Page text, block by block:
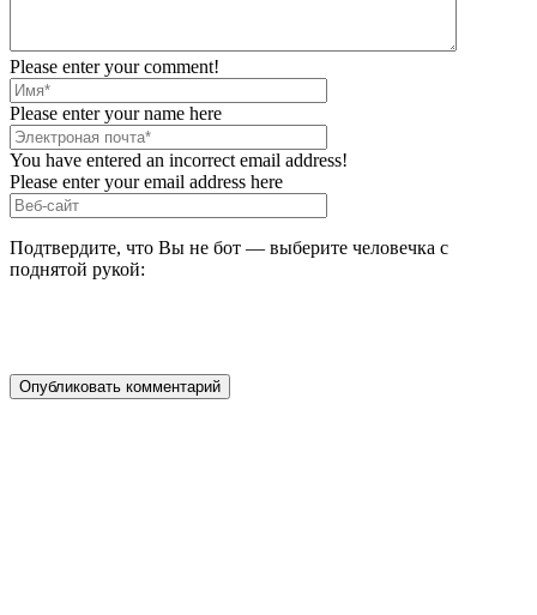
Please enter your comment!
Please enter your name here
You have entered an incorrect email address!
Please enter your email address here
Подтвердите, что Вы не бот — выберите человечка с
поднятой рукой: